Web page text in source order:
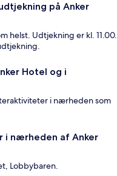
på Anker
helst. Udtjekning er kl. 11.00.
Hotel og i
i nærheden som
i nærheden af Anker
Lobbybaren.